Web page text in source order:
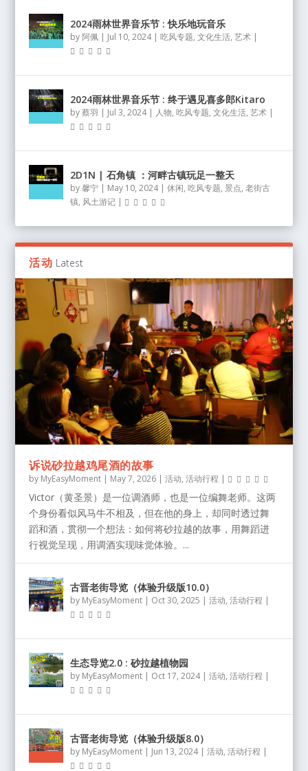
2024雨林世界音乐节 : 快乐地玩音乐
by阿佩 | Jul 10, 2024|吃风专题,文化生活,艺术 |
2024雨林世界音乐节 : 终于遇见喜多郎Kitaro
by蔡羽 | Jul 3, 2024| 人物,吃风专题,文化生活,艺术 |
2D1N | 石角镇 ：河畔古镇玩足一整天
by馨宁 | May 10, 2024|休闲,吃风专题,景点,老街古
镇, 风土游记 |
活动 Latest
诉说砂拉越鸡尾酒的故事
by MyEasyMoment | May 7, 2026 |活动,活动行程 |
Victor（黄圣景）是一位调酒师，也是一位编舞老师。这两
个身份看似风马牛不相及，但在他的身上，却同时透过舞
蹈和酒，贯彻一个想法：如何将砂拉越的故事，用舞蹈进
行视觉呈现，用调酒实现味觉体验。...
古晋老街导览（体验升级版10.0）
by MyEasyMoment | Oct 30, 2025 |活动,活动行程 |
生态导览2.0 : 砂拉越植物园
by MyEasyMoment | Oct 17, 2024|活动,活动行程 |
古晋老街导览（体验升级版8.0）
by MyEasyMoment | Jun 13, 2024|活动,活动行程 |